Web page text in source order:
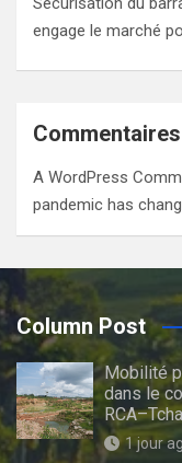
engage le marché
A WordPress
pandemic has
Column Post
Mobilité
dans le
1 jour